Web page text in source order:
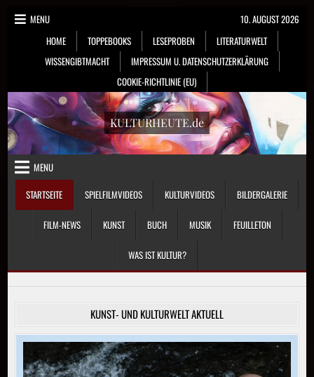
Skip
MENU
HOME
TOPPEBOOKS LESEPROBEN
LITERATURWELT
WISSENGIBTMACHT
IMPRESSUM U. DATENSCHUTZERKLÄRUNG
COOKIE-RICHTLINIE (EU)
10. AUGUST 2026
KULTURHEUTE.de
MENU
STARTSEITE
SPIELFILMVIDEOS KULTURVIDEOS BILDERGALERIE
FILM-NEWS KUNST BUCH MUSIK FEUILLETON
WAS IST KULTUR?
KUNST- UND KULTURWELT AKTUELL